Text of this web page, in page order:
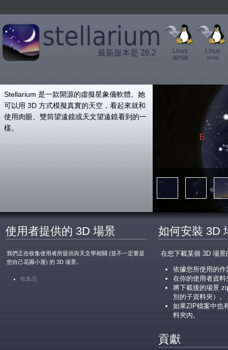
最新版本是 26.2 Linux
源代碼
Linux
snap
Stellarium 是一款開源的虛擬星象儀軟體。她
可以用 3D 方式模擬真實的天空，看起來就和
使用肉眼、雙筒望遠鏡或天文望遠鏡看到的一
樣。
使用者提供的 3D 場景
我們正在收集使用者所提供與天文學相關 (並不一定要是
您自己花園小屋) 的 3D 場景。
收集品
如何安裝 3D
在您下載某個 3D 場
依據您所使用的
在你的使用者資
將下載後的場景
別的子資料夾）。
如果ZIP檔案中也
料夾內。
貢獻